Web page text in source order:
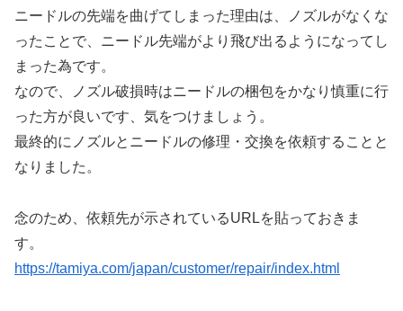
ニードルの先端を曲げてしまった理由は、ノズルがなくな
ったことで、ニードル先端がより飛び出るようになってし
まった為です。
なので、ノズル破損時はニードルの梱包をかなり慎重に行
った方が良いです、気をつけましょう。
最終的にノズルとニードルの修理・交換を依頼することと
なりました。
念のため、依頼先が示されているURLを貼っておきま
す。
https://tamiya.com/japan/customer/repair/index.html